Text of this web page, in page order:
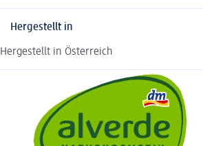
Hergestellt in
Hergestellt in Österreich